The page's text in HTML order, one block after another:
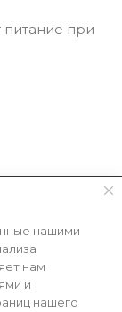
питание при
нашими
нам
и
нашего